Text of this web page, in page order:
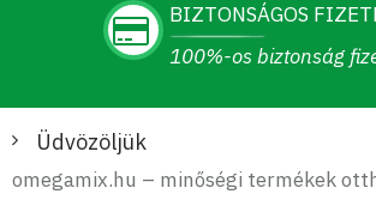
BIZTONSÁGOS
100%-os biztonság
Üdvözöljük
omegamix.hu – minőségi termékek